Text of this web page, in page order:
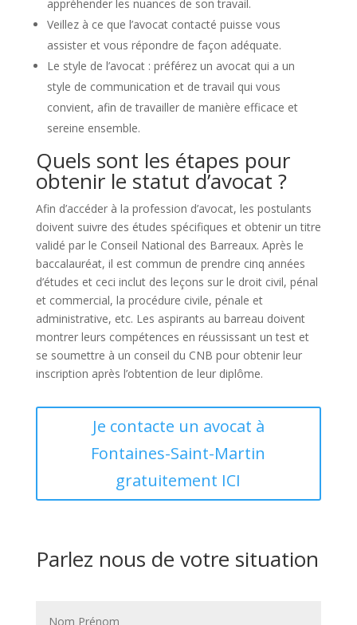
appréhender les nuances de son travail.
Veillez à ce que l’avocat contacté puisse vous
assister et vous répondre de façon adéquate.
Le style de l’avocat : préférez un avocat qui a un
style de communication et de travail qui vous
convient, afin de travailler de manière efficace et
sereine ensemble.
Quels sont les étapes pour
obtenir le statut d’avocat ?
Afin d’accéder à la profession d’avocat, les postulants
doivent suivre des études spécifiques et obtenir un titre
validé par le Conseil National des Barreaux. Après le
baccalauréat, il est commun de prendre cinq années
d’études et ceci inclut des leçons sur le droit civil, pénal
et commercial, la procédure civile, pénale et
administrative, etc. Les aspirants au barreau doivent
montrer leurs compétences en réussissant un test et
se soumettre à un conseil du CNB pour obtenir leur
inscription après l’obtention de leur diplôme.
Je contacte un avocat à
Fontaines-Saint-Martin
gratuitement ICI
Parlez nous de votre situation